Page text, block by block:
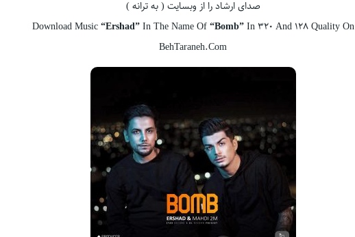
صدای ارشاد را از وبسایت ( به ترانه )
Download Music“Ershad”In The Name Of“Bomb”In 320 And 128 Quality On
BehTaraneh.Com